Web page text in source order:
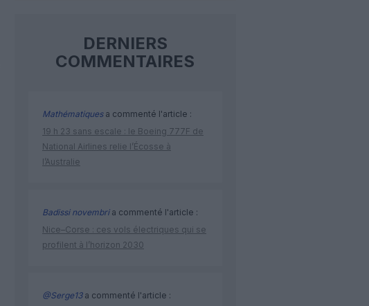
DERNIERS
COMMENTAIRES
Mathématiquesa commenté l'article :
19 h 23 sans escale : le Boeing 777F de
National Airlines relie l’Écosse à
l’Australie
Badissi novembria commenté l'article :
Nice–Corse : ces vols électriques qui se
profilent à l’horizon 2030
@Serge13a commenté l'article :